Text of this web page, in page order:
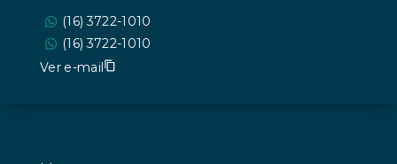
(16) 3722-1010
(16) 3722-1010
Ver e-mail